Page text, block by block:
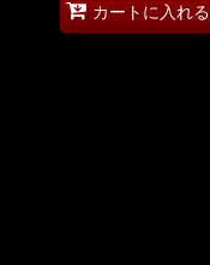
カートに入れる